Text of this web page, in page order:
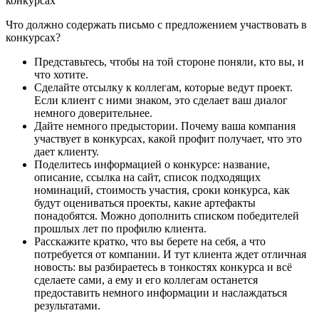
Что должно содержать письмо с предложением участвовать в
конкурсах?
Представьтесь, чтобы на той стороне поняли, кто вы, и
что хотите.
Сделайте отсылку к коллегам, которые ведут проект.
Если клиент с ними знаком, это сделает ваш диалог
немного доверительнее.
Дайте немного предыстории. Почему ваша компания
участвует в конкурсах, какой профит получает, что это
дает клиенту.
Поделитесь информацией о конкурсе: название,
описание, ссылка на сайт, список подходящих
номинаций, стоимость участия, сроки конкурса, как
будут оцениваться проекты, какие артефакты
понадобятся. Можно дополнить списком победителей
прошлых лет по профилю клиента.
Расскажите кратко, что вы берете на себя, а что
потребуется от компании. И тут клиента ждет отличная
новость: вы разбираетесь в тонкостях конкурса и всё
сделаете сами, а ему и его коллегам останется
предоставить немного информации и наслаждаться
результатами.